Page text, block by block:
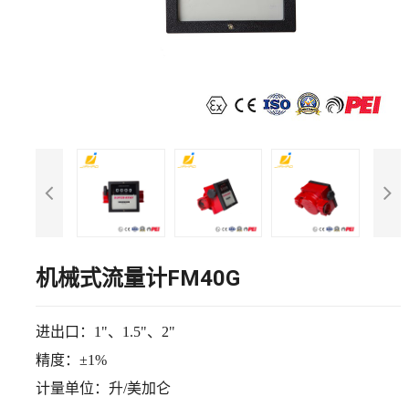
机械式流量计FM40G
进出口： 1"、1.5"、2"
精度： ±1%
计量单位 ： 升/美加仑